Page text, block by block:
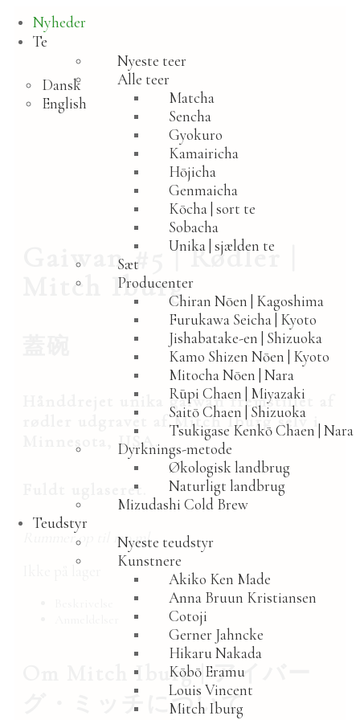
navigation
indhold
Nyheder
Te
Nyeste teer
Alle teer
Matcha
Sencha
Gyokuro
Kamairicha
Hōjicha
Genmaicha
Kōcha | sort te
Sobacha
Unika | sjælden te
Sæt
Producenter
Chiran Nōen | Kagoshima
Furukawa Seicha | Kyoto
Jishabatake-en | Shizuoka
Kamo Shizen Nōen | Kyoto
Mitocha Nōen | Nara
Rūpi Chaen | Miyazaki
Saitō Chaen | Shizuoka
Tsukigase Kenkō Chaen | Nara
Dyrknings-metode
Økologisk landbrug
Naturligt landbrug
Mizudashi Cold Brew
Teudstyr
Nyeste teudstyr
Kunstnere
Akiko Ken Made
Anna Bruun Kristiansen
Cotoji
Gerner Jahncke
Hikaru Nakada
Kōbō Eramu
Louis Vincent
Mitch Iburg
Dansk
English
Gaiwan #5 | Rødler |
Mitch Iburg
Hånddrejet unika gaiwan fremstillet af
rødler udgravet af Mitch Iburg selv i
Minnesota, USA.
Fuldt uglaseret.
Rummer op til 120 ml.
Om Mitch Iburg |アイバー
グ・ミッチについて